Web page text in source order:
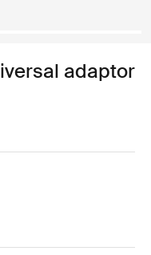
adaptor
(selected)